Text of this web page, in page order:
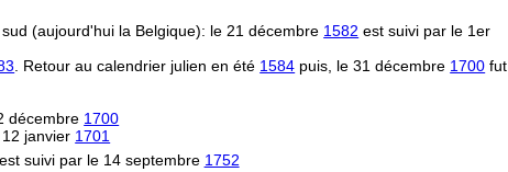
(aujourd'hui la Belgique): le 21 décembre 1582 est suivi par le 1er
. Retour au calendrier julien en été 1584 puis, le 31 décembre 1700 fut
décembre 1700
janvier 1701
est suivi par le 14 septembre 1752